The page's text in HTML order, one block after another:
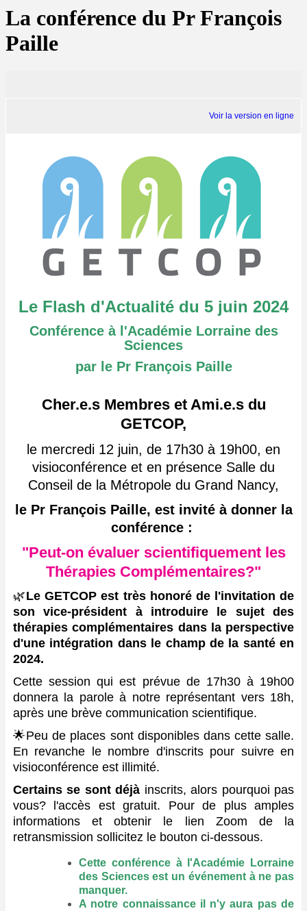
La conférence du Pr François
Paille
Voir la version en ligne
Le Flash d'Actualité du 5 juin 2024
Conférence à l'Académie Lorraine des
Sciences
par le Pr François Paille
Cher.e.s Membres et Ami.e.s du
GETCOP,
le mercredi 12 juin, de 17h30 à 19h00, en
visioconférence et en présence Salle du
Conseil de la Métropole du Grand Nancy,
le Pr François Paille, est invité à donner la
conférence :
"Peut-on évaluer scientifiquement les
Thérapies Complémentaires?"
🌿Le GETCOP est très honoré de l'invitation de
son vice-président à introduire le sujet des
thérapies complémentaires dans la perspective
d'une intégration dans le champ de la santé en
2024.
Cette session qui est prévue de 17h30 à 19h00
donnera la parole à notre représentant vers 18h,
après une brève communication scientifique.
🌟Peu de places sont disponibles dans cette salle.
En revanche le nombre d'inscrits pour suivre en
visioconférence est illimité.
Certains se sont déjà inscrits, alors pourquoi pas
vous? l'accès est gratuit. Pour de plus amples
informations et obtenir le lien Zoom de la
retransmission sollicitez le bouton ci-dessous.
Cette conférence à l'Académie Lorraine
des Sciences est un événement à ne pas
manquer.
A notre connaissance il n'y aura pas de